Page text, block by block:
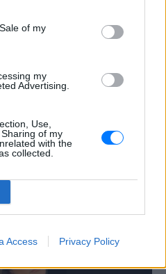
of my
my
Advertising.
Use,
of my
with the
collected.
Access Privacy Policy
ΣΉΜΕΡΑ
για την ερωτική της ζωή
of Thrones και
για το βίντεο κλιπ ...
μέχρι την «Οδύσσεια» του
Nolan, το οχυρωμένο χωριό
δεκαετίες κινηματογραφικής